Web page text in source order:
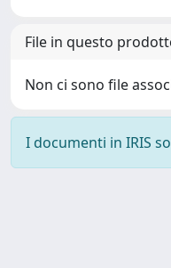
File in questo
Non ci sono file
I documenti in IRIS